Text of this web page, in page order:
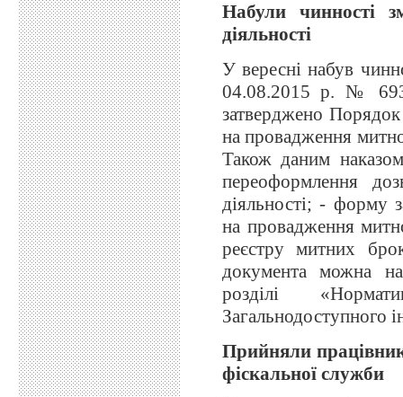
Набули чинності
діяльності
У вересні набув
04.08.2015 р. № 693
затверджено
на провадження
Також даним
переоформлення
діяльності; - форму
на провадження
реєстру митних
документа можна
розділі
Загальнодоступного
Прийняли
фіскальної служби